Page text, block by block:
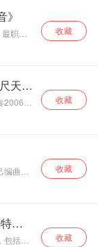
下摆脱了阴柔之
气，音色明亮。具
有强烈的金属质
演奏技巧、丰富的
力度变化，音色自
然，钢琴高音区的
优秀平衡和生动的
空间感使这张唱片
更具聆听和收藏价
片。 普罗科菲耶夫
《D大调第二号长
能够
是如
已然
位不
热爱
美、
重新
好选
贝冈
塞拉
统。
而受
有意
入罗
卡拉
夫》
西米
时的
成
年她
1973
职业
神常
可。
收藏
天
年
并演
大利
西西
才之
名音
爵士
在欧
弗朗
收藏
曲辑
真正的
这样才
笔抒
唱
也可以
收藏
括李
收藏